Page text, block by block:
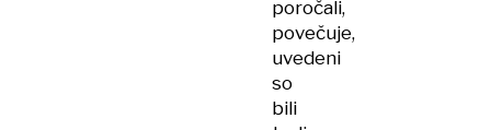
poročali,
povečuje,
uvedeni
so
bili